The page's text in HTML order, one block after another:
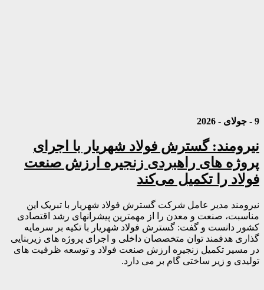
9 - جولای - 2026
نیرومند: گسترش فولاد شهریار با اجرای
پروژه های راهبردی زنجیره ارزش صنعت
فولاد را تکمیل می‌کند
نیرومند مدیر عامل شرکت گسترش فولاد شهریار با تبریک این
مناسبت، صنعت و معدن را از مهمترین پیشرانهای رشد اقتصادی
کشور دانست و گفت: گسترش فولاد شهریار با تکیه بر سرمایه
گذاری هدفمند توان متخصصان داخلی و اجرای پروژه های زیربنایی
در مسیر تکمیل زنجیره ارزش صنعت فولاد و توسعه ظرفیت های
تولیدی و زیر ساختی گام بر می دارد.